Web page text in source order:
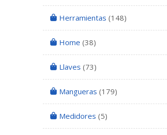
Herramientas (148)
Home (38)
Llaves (73)
Mangueras (179)
Medidores (5)